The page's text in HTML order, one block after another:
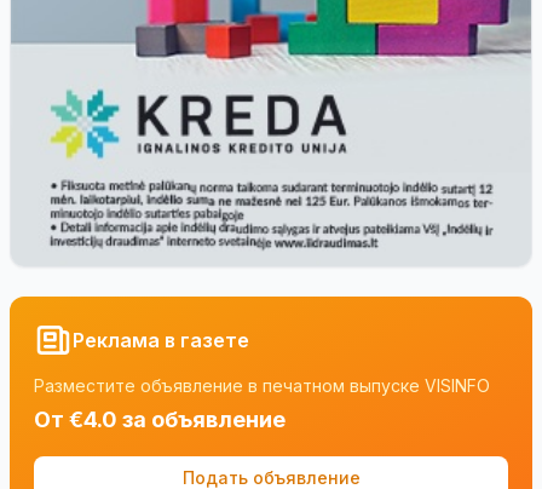
Реклама в газете
Разместите объявление в печатном выпуске VISINFO
От €4.0 за объявление
Подать объявление